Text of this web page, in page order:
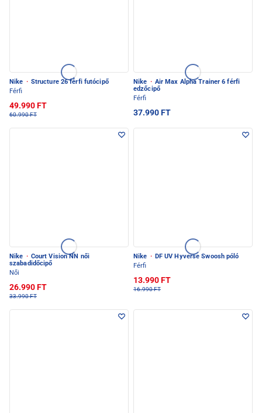
Nike · Structure 26 férfi futócipő
Férfi
49.990 FT
60.990 FT
Nike · Air Max Alpha Trainer 6 férfi
edzőcipő
Férfi
37.990 FT
Nike · Court Vision NN női
szabadidőcipő
Női
26.990 FT
33.990 FT
Nike · DF UV Hyverse Swoosh póló
Férfi
13.990 FT
16.990 FT